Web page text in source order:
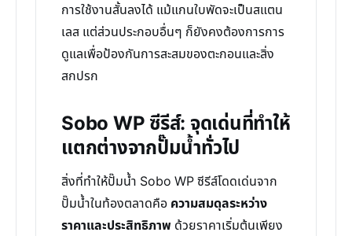
การใช้งานสั้นลงได้ แม้แกนใบพัดจะเป็นสแตน
เลส แต่ส่วนประกอบอื่นๆ ก็ยังคงต้องการการ
ดูแลเพื่อป้องกันการสะสมของตะกอนและสิ่ง
สกปรก
Sobo WP ซีรีส์: จุดเด่นที่ทำให้
แตกต่างจากปั๊มน้ำทั่วไป
สิ่งที่ทำให้ปั๊มน้ำ Sobo WP ซีรีส์โดดเด่นจาก
ปั๊มน้ำในท้องตลาดคือ ความสมดุลระหว่าง
ราคาและประสิทธิภาพ ด้วยราคาเริ่มต้นเพียง